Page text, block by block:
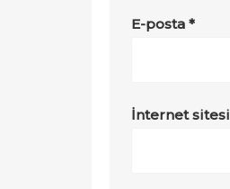
E-posta*
İnternet sitesi